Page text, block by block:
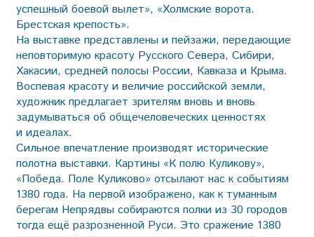
успешный боевой вылет», «Холмские ворота.
Брестская крепость».
На выставке представлены и пейзажи, передающие
неповторимую красоту Русского Севера, Сибири,
Хакасии, средней полосы России, Кавказа и Крыма.
Воспевая красоту и величие российской земли,
художник предлагает зрителям вновь и вновь
задумываться об общечеловеческих ценностях
и идеалах.
Сильное впечатление производят исторические
полотна выставки. Картины «К полю Куликову»,
«Победа. Поле Куликово» отсылают нас к событиям
1380 года. На первой изображено, как к туманным
берегам Непрядвы собираются полки из 30 городов
тогда ещё разрозненной Руси. Это сражение 1380